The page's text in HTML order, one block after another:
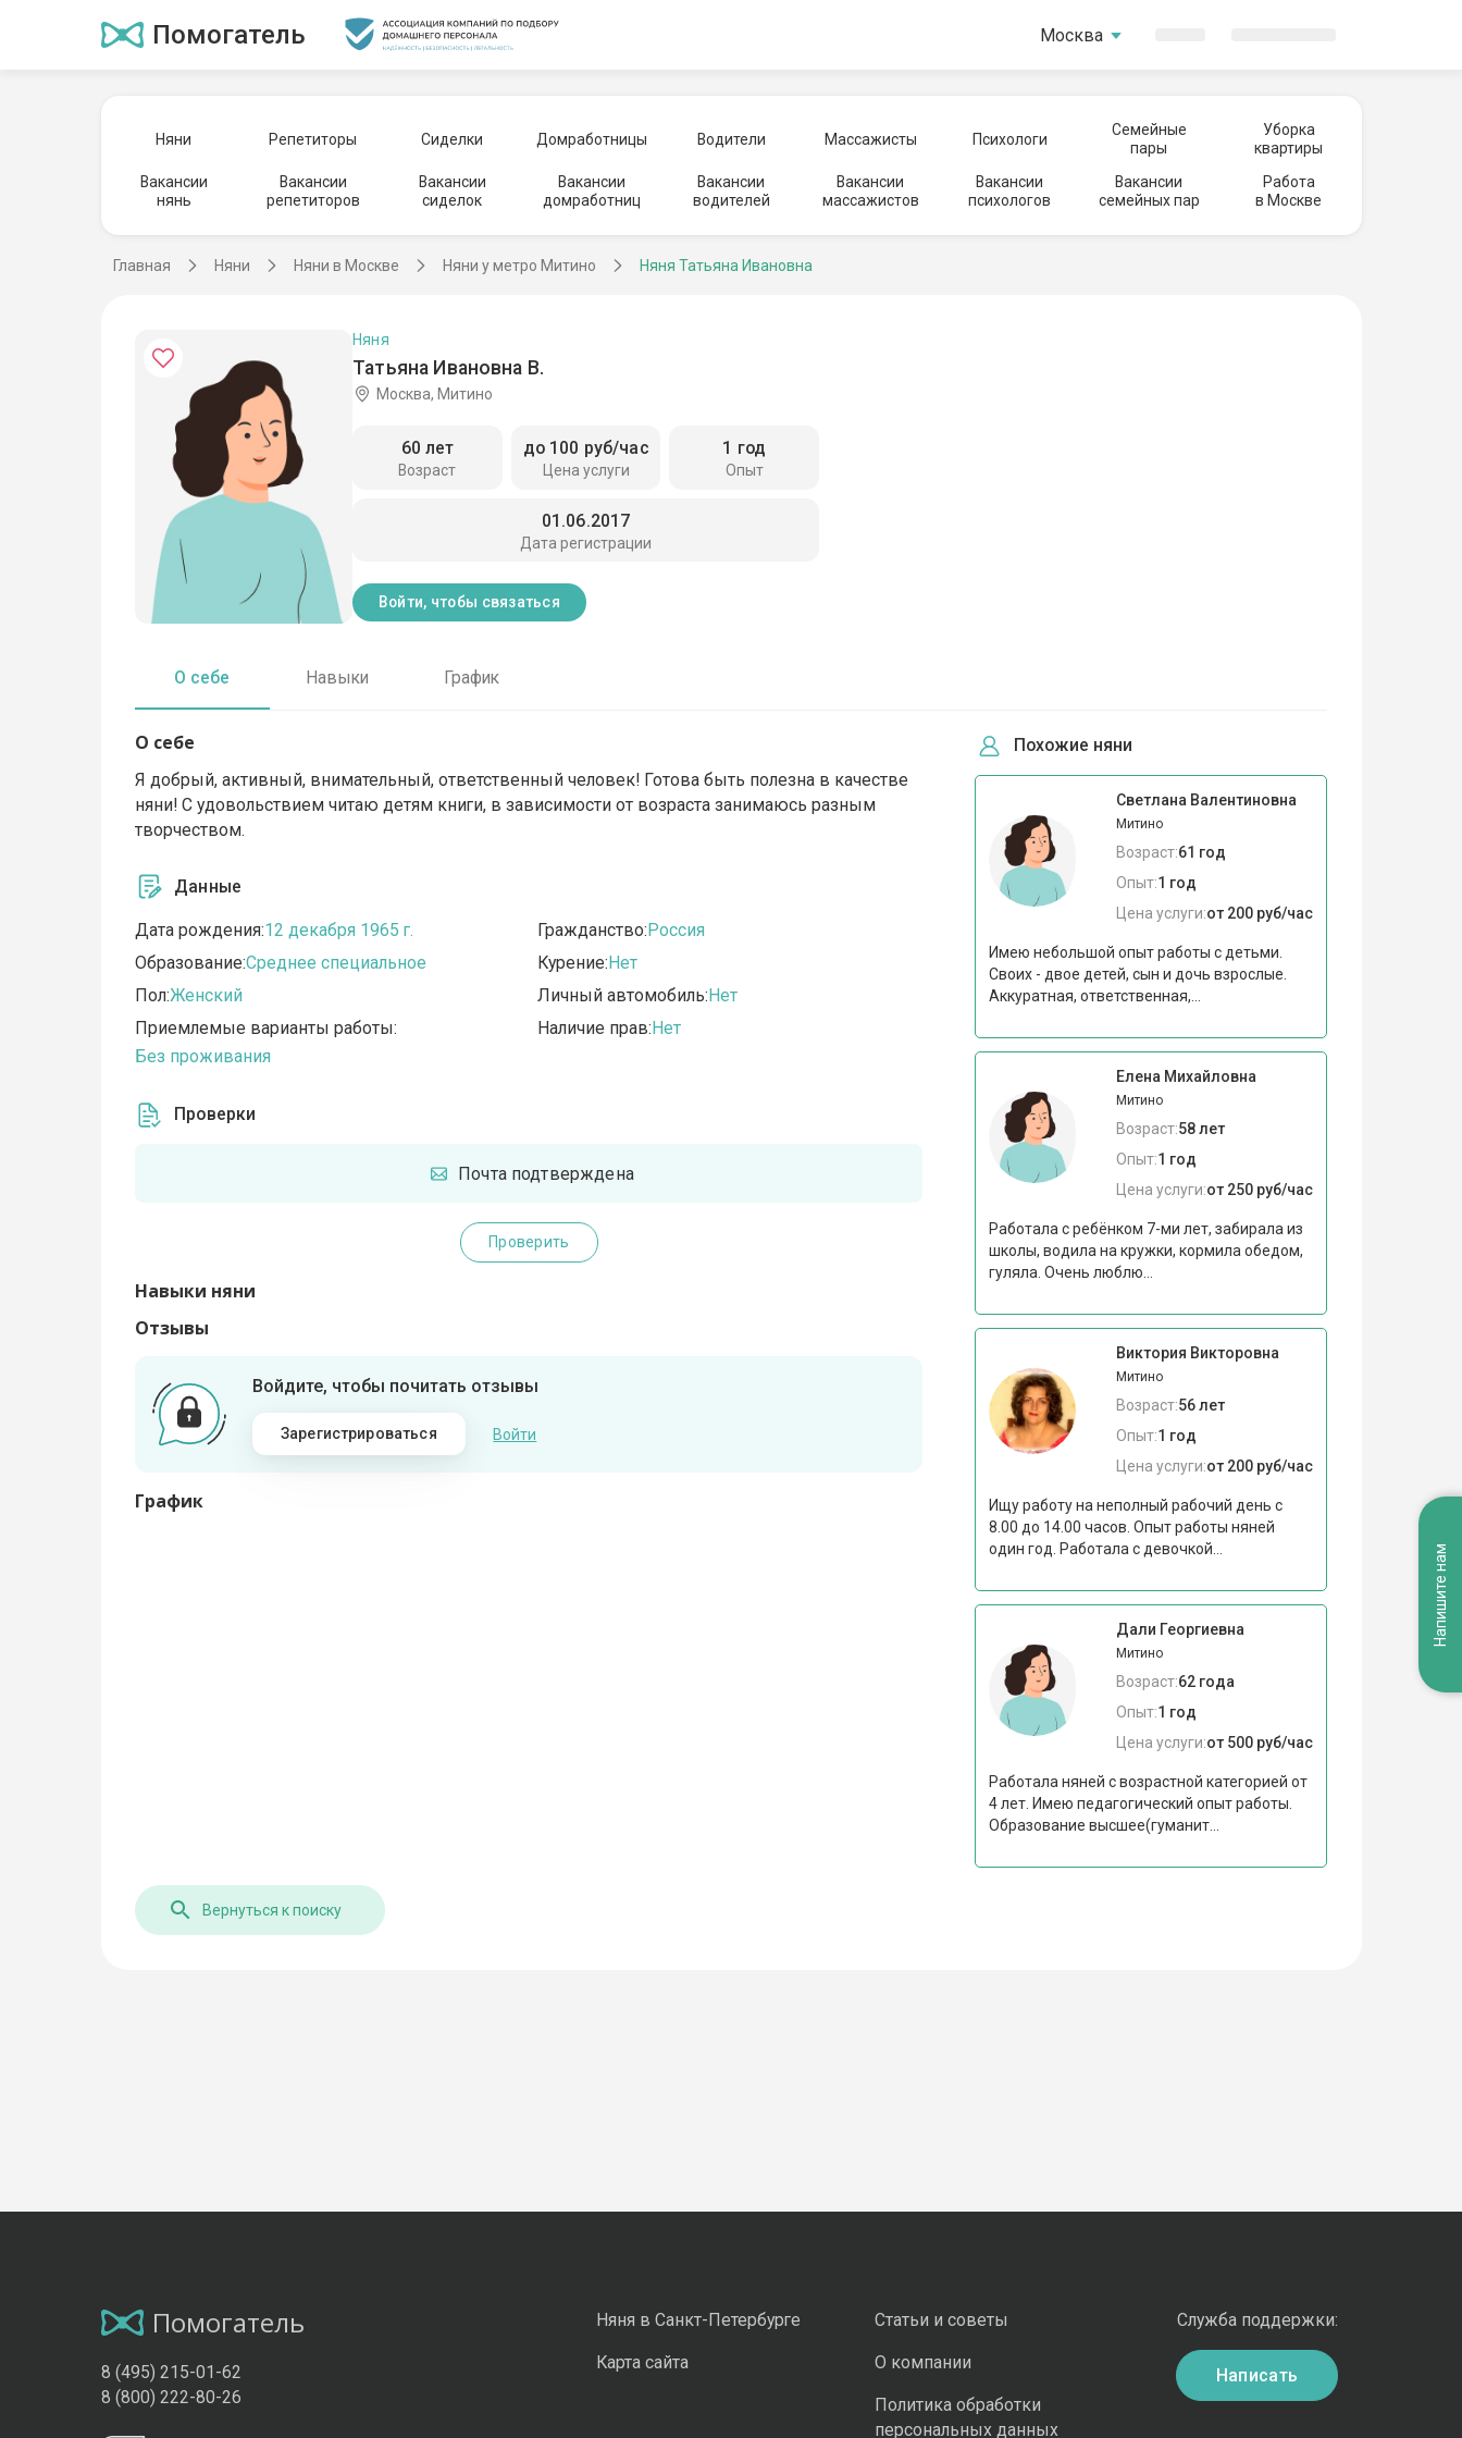
Помогатель Москва
Няни Репетиторы Сиделки Домработницы Водители Массажисты Психологи
Семейные
пары
Уборка
квартиры
Вакансии
нянь
Вакансии
репетиторов
Вакансии
сиделок
Вакансии
домработниц
Вакансии
водителей
Вакансии
массажистов
Вакансии
психологов
Вакансии
семейных пар
Работа
в Москве
Главная Няни Няни в Москве Няни у метро Митино Няня Татьяна Ивановна
Татьяна Ивановна В.
Няня
Москва, Митино
Возраст
60 лет
Цена услуги
до 100 руб/час
Опыт
1 год
Дата регистрации
01.06.2017
Войти, чтобы связаться
О себе Навыки График
О себе
Я добрый, активный, внимательный, ответственный человек! Готова быть полезна в качестве
няни! С удовольствием читаю детям книги, в зависимости от возраста занимаюсь разным
творчеством.
Данные
Дата рождения:12 декабря 1965 г.
Образование:Среднее специальное
Пол:Женский
Приемлемые варианты работы:
Без проживания
Гражданство:Россия
Курение:Нет
Личный автомобиль:Нет
Наличие прав:Нет
Проверки
Почта подтверждена
Проверить
Навыки няни
Отзывы
Войдите, чтобы почитать отзывы
Зарегистрироваться Войти
График
Похожие няни
Светлана Валентиновна
Митино
Возраст:61 год
Опыт:1 год
Цена услуги:от 200 руб/час
Имею небольшой опыт работы с детьми.
Своих - двое детей, сын и дочь взрослые.
Аккуратная, ответственная,...
Елена Михайловна
Митино
Возраст:58 лет
Опыт:1 год
Цена услуги:от 250 руб/час
Работала с ребёнком 7-ми лет, забирала из
школы, водила на кружки, кормила обедом,
гуляла. Очень люблю...
Виктория Викторовна
Митино
Возраст:56 лет
Опыт:1 год
Цена услуги:от 200 руб/час
Ищу работу на неполный рабочий день с
8.00 до 14.00 часов. Опыт работы няней
один год. Работала с девочкой...
Дали Георгиевна
Митино
Возраст:62 года
Опыт:1 год
Цена услуги:от 500 руб/час
Работала няней с возрастной категорией от
4 лет. Имею педагогический опыт работы.
Образование высшее(гуманит...
Вернуться к поиску
Помогатель
8 (495) 215-01-62
8 (800) 222-80-26
Няня в Санкт-Петербурге
Карта сайта
Статьи и советы
О компании
Политика обработки
персональных данных
Служба поддержки:
Написать
Напишите нам